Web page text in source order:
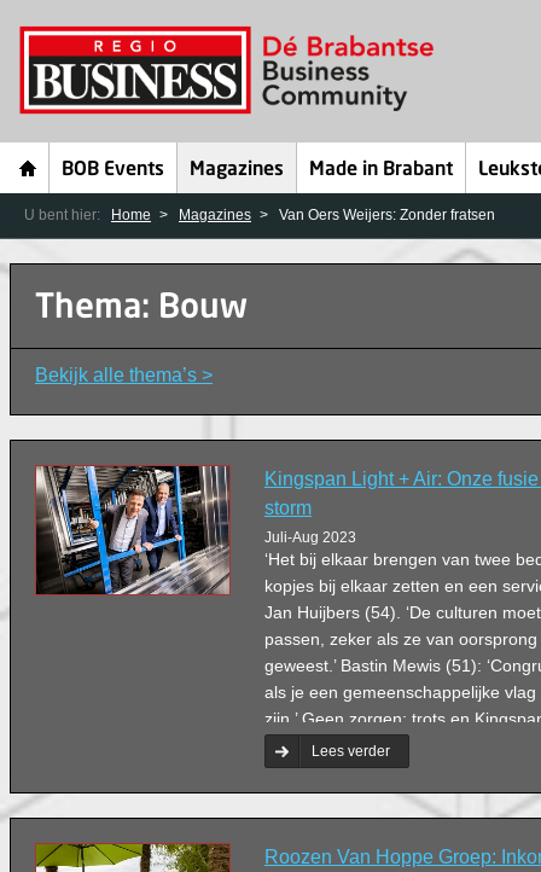
BOB Events Magazines Made in Brabant
U bent hier: Home Magazines Van Oers Weijers: Zonder fratsen
Thema: Bouw
Bekijk alle thema’s >
Kingspan Light + Air: Onze
storm
Juli-Aug 2023
‘Het bij elkaar brengen van twee
kopjes bij elkaar zetten en een
Jan Huijbers (54). ‘De culturen
passen, zeker als ze van
geweest.’ Bastin Mewis (51):
als je een gemeenschappelijke
zijn.’ Geen zorgen: trots en
elkaar.Lees verder
Roozen Van Hoppe Groep: